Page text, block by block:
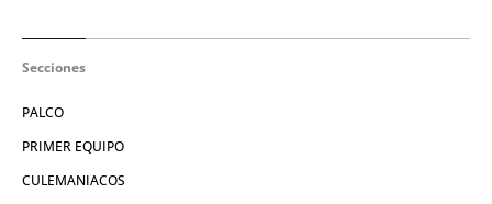
Secciones
PALCO
PRIMER EQUIPO
CULEMANIACOS